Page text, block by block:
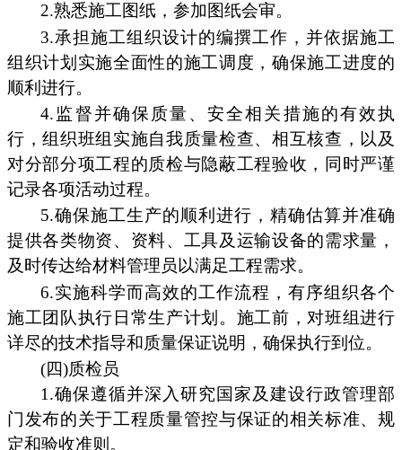
2.熟悉施工图纸，参加图纸会审。
3.承担施工组织设计的编撰工作，并依据施工
组织计划实施全面性的施工调度，确保施工进度的
顺利进行。
4.监督并确保质量、安全相关措施的有效执
行，组织班组实施自我质量检查、相互核查，以及
对分部分项工程的质检与隐蔽工程验收，同时严谨
记录各项活动过程。
5.确保施工生产的顺利进行，精确估算并准确
提供各类物资、资料、工具及运输设备的需求量，
及时传达给材料管理员以满足工程需求。
6.实施科学而高效的工作流程，有序组织各个
施工团队执行日常生产计划。施工前，对班组进行
详尽的技术指导和质量保证说明，确保执行到位。
(四)质检员
1.确保遵循并深入研究国家及建设行政管理部
门发布的关于工程质量管控与保证的相关标准、规
定和验收准则。